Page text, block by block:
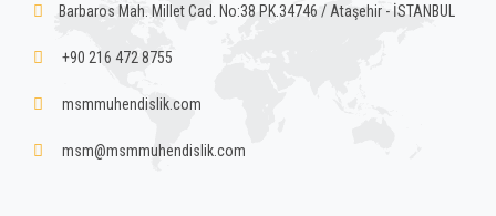
Barbaros Mah. Millet Cad. No:38 PK.34746 / Ataşehir - İSTANBUL
+90 216 472 8755
msmmuhendislik.com
msm@msmmuhendislik.com